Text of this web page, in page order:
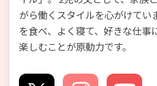
がら働くスタイルを心がけてい
を食べ、よく寝て、好きな仕事
楽しむことが原動力です。